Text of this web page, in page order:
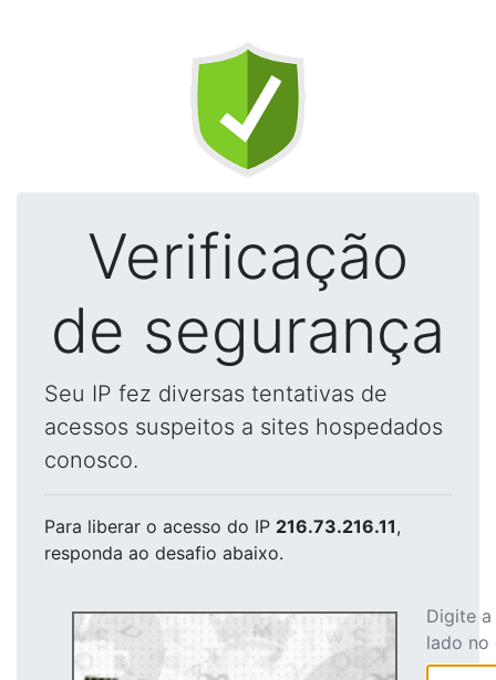
Verificação
de segurança
Seu IP fez diversas tentativas de
acessos suspeitos a sites hospedados
conosco.
Para liberar o acesso do IP 216.73.216.11,
responda ao desafio abaixo.
Digite
lado no